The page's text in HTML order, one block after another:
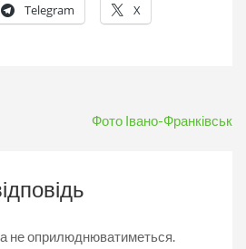
Telegram X
Фото Івано-Франківськ
не оприлюднюватиметься.